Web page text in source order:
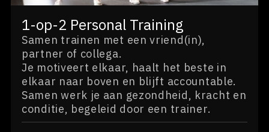
1-op-2 Personal Training
Samen trainen met een vriend(in),
partner of collega.
Je motiveert elkaar, haalt het beste in
elkaar naar boven en blijft accountable.
Samen werk je aan gezondheid, kracht en
conditie, begeleid door een trainer.